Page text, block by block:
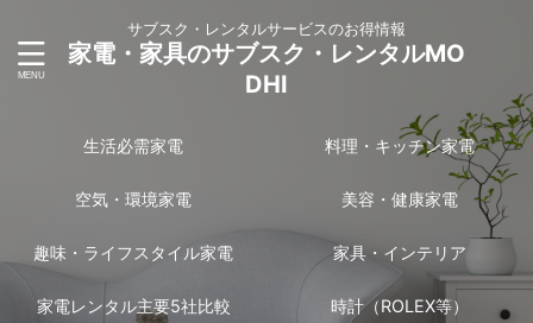
サブスク・レンタルサービスのお得情報
家電・家具のサブスク・レンタルMO
DHI
生活必需家電 料理・キッチン家電
空気・環境家電 美容・健康家電
趣味・ライフスタイル家電 家具・インテリア
家電レンタル主要5社比較 時計（ROLEX等）